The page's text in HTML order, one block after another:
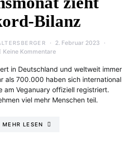
Bilanz
2. Februar 2023
Keine Kommentare
in Deutschland und weltweit immer
als 700.000 haben sich international
am Veganuary offiziell registriert.
viel mehr Menschen teil.
MEHR LESEN